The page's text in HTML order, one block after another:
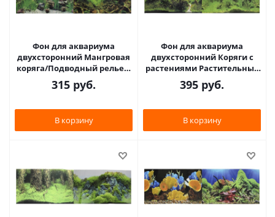
Фон для аквариума
двухсторонний Мангровая
коряга/Подводный рельеф
30х60см (9098/9030)
315 руб.
В корзину
Фон для аквариума
двухсторонний Коряги с
растениями Растительные
холмы 30х60см (9084/9085)
395 руб.
В корзину